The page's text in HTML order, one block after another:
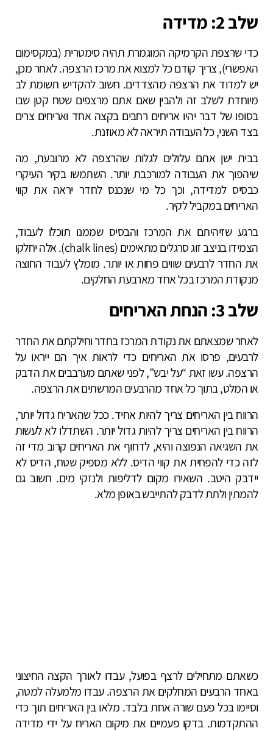
שלב 2: מדידה
כדי שרצפת הקרמיקה המוגמרת תהיה סימטרית (במקסימום
האפשרי), צריך קודם כל למצוא את מרכז הרצפה. לאחר מכן,
יש למדוד את הרצפה מהצדדים. חשוב להקדיש תשומת לב
מיוחדת לשלב זה ולהבין שאם אתם מרצפים שטח קטן שבו
בסופו של דבר יהיו אריחים רחבים בקצה אחד ואריחים צרים
בצד השני, כל העבודה תיראה לא מאוזנת.
בבית ישן אתם עלולים לגלות שהרצפה לא מרובעת, מה
שיהפוך את העבודה למורכבת יותר. השתמשו בקיר העיקרי
כבסיס למדידה, וכך כל מי שנכנס לחדר יראה את קווי
האריחים במקביל לקיר.
ברגע שזיהיתם את המרכז והבסיס שממנו תוכלו לעבוד,
הצמידו בניצב זוג סרגלים מתאימים (chalk lines). אלה יחלקו
את החדר לרבעים שווים פחות או יותר. מומלץ לעבוד החוצה
מנקודת המרכז בכל אחד מארבעת החלקים.
שלב 3: הנחת האריחים
לאחר שמצאתם את נקודת המרכז בחדר וחילקתם את החדר
לרבעים, פרסו את האריחים כדי לראות איך הם ייראו על
הרצפה. עשו זאת “על יבש”, לפני שאתם מערבבים את הדבק
או המלט, בתוך כל אחד מהרבעים המרשתים את הרצפה.
הרווח בין האריחים צריך להיות אחיד. ככל שהאריח גדול יותר,
הרווח בין האריחים צריך להיות גדול יותר. השתדלו לא לעשות
את השגיאה הנפוצה והיא, לדחוף את האריחים קרוב מדי זה
לזה כדי להפחית את קווי הדיס. ללא מספיק שטח, הדיס לא
יידבק היטב. השאירו מקום לדליפות ולנזקי מים. חשוב גם
להמתין ולתת לדבק להתייבש באופן מלא.
כשאתם מתחילים לרצף בפועל, עבדו לאורך הקצה החיצוני
באחד הרבעים המחלקים את הרצפה. עבדו מלמעלה למטה,
וסיימו בכל פעם שורה אחת בלבד. מלאו בין האריחים תוך כדי
ההתקדמות. בדקו פעמיים את מיקום האריח על ידי מדידה